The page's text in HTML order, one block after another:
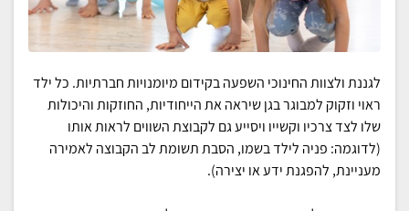
לגננת ולצוות החינוכי השפעה בקידום מיומנויות חברתיות. כל ילד
ראוי וזקוק למבוגר בגן שיראה את הייחודיות, החוזקות והיכולות
שלו לצד צרכיו וקשייו ויסייע גם לקבוצת השווים לראות אותו
(לדוגמה: פניה לילד בשמו, הסבת תשומת לב הקבוצה לאמירה
מעניינת, להפגנת ידע או יצירה).